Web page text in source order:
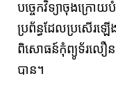
បច្ចេកវិទ្យាចុងក្រោ
ប្រព័ន្ធដែលប្រសើរ
ពិសោធន៍កុំព្យូទ័រលឿន
បាន។